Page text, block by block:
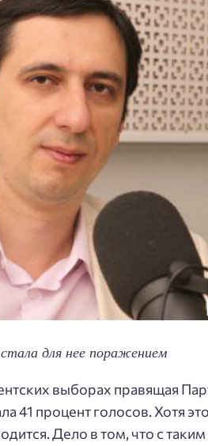
для нее поражением
выборах правящая
41 процент голосов. Хотя
Дело в том, что с